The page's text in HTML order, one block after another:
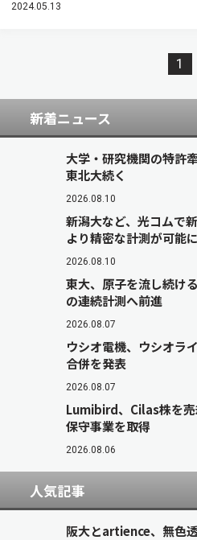
2024.05.13
1
新着ニュース
大学・研究機関の特許
東北大続く
2026.08.10
新潟大など、光コムで
より精密な計測が可能に
2026.08.10
東大、原子を流し続け
の連続計測へ前進
2026.08.07
ウシオ電機、ウシオラ
合併を発表
2026.08.07
Lumibird、Cilas株を売
保守事業を取得
2026.08.06
人気記事
阪大とartience、無色